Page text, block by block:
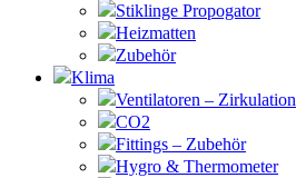
Stiklinge Propogator
Heizmatten
Zubehör
Klima
Ventilatoren – Zirkulation
CO2
Fittings – Zubehör
Hygro & Thermometer